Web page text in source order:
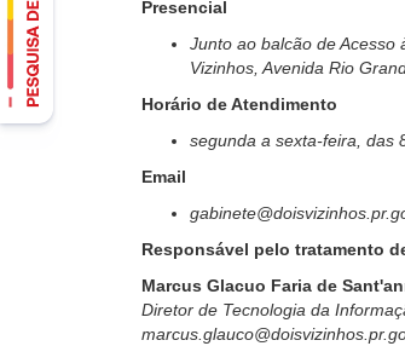
Presencial
Junto ao balcão de Acesso
Vizinhos, Avenida Rio
Horário de Atendimento
segunda a sexta-feira, das
Email
Responsável pelo tratamento
Marcus Glacuo Faria de
Diretor de Tecnologia da